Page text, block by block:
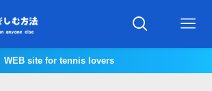
WEB site for tennis lovers